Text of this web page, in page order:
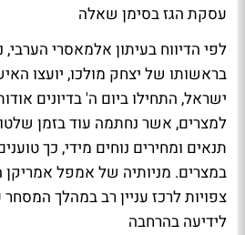
עסקת הגז בסימן שאלה
לפי הדיווח בעיתון אלמאסרי
בראשותו של יצחק מולכו, יועצו
ישראל, התחילו ביום ה' בדיונים
למצרים, אשר נחתמה עוד בזמן
תנאים ומחירים נוחים מידי, כך
צפויות לרכז עניין רב במהלך
לידיעה בהרחבה